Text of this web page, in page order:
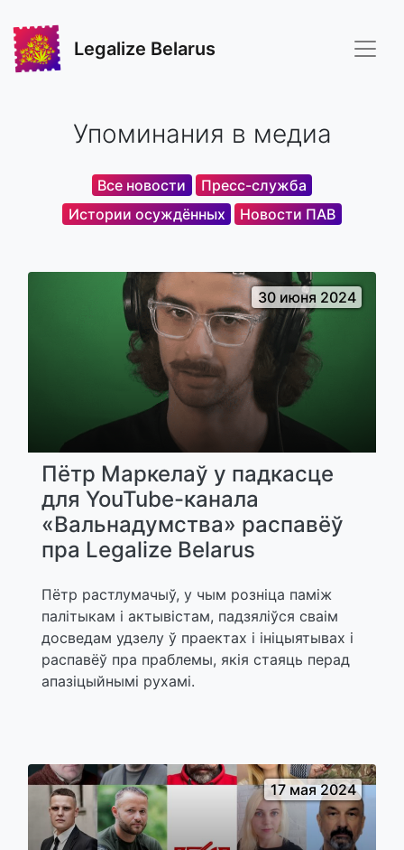
Legalize Belarus
Упоминания в медиа
Все новости
Пресс-служба
Истории осуждённых
Новости ПАВ
30 июня 2024
Пётр Маркелаў у падкасце
для YouTube-канала
«Вальнадумства» распавёў
пра Legalize Belarus
Пётр растлумачыў, у чым розніца паміж
палітыкам і актывістам, падзяліўся сваім
досведам удзелу ў праектах і ініцыятывах і
распавёў пра праблемы, якія стаяць перад
апазіцыйнымі рухамі.
17 мая 2024